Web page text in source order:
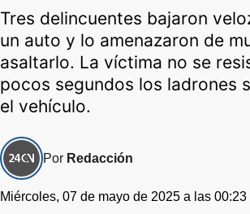
Tres delincuentes bajaron
un auto y lo amenazaron de
asaltarlo. La víctima no se
pocos segundos los ladrones
el vehículo.
Por Redacción
Miércoles, 07 de mayo de 2025 a las 00:23